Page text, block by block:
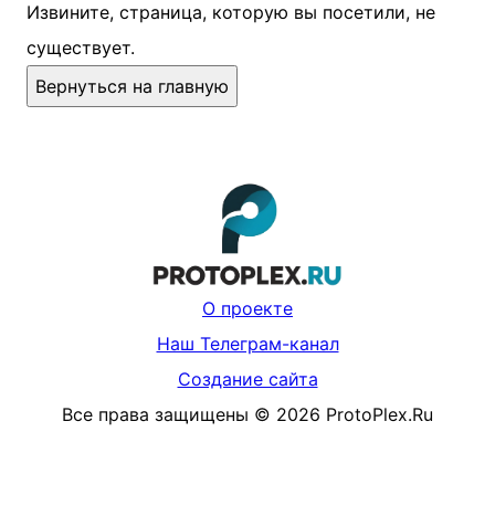
Извините, страница, которую вы посетили, не
существует.
Вернуться на главную
О проекте
Наш Телеграм-канал
Создание сайта
Все права защищены © 2026 ProtoPlex.Ru